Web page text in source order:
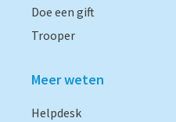
Doe een gift
Trooper
Meer weten
Helpdesk